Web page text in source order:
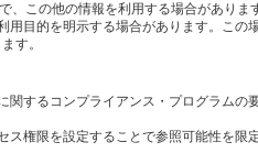
この他の情報を利用する場合がありま
目的を明示する場合があります。この
す。
関するコンプライアンス・プログラム
権限を設定することで参照可能性を限